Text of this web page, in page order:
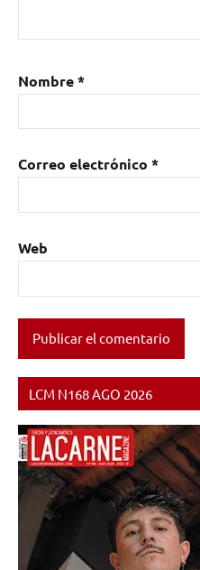
Nombre*
Correo electrónico *
Web
LCM N168 AGO 2026